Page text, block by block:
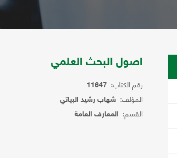
اصول البحث العلمي
رقم الكتاب: 11647
المؤلف: شهاب رشيد البياتي
القسم: المعارف العامة